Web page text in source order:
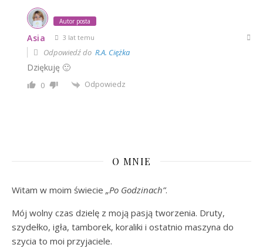
Autor posta
Asia 3 lat temu
Odpowiedź do R.A. Ciężka
Dziękuję 🙂
0 Odpowiedz
O MNIE
Witam w moim świecie „Po Godzinach”.
Mój wolny czas dzielę z moją pasją tworzenia. Druty,
szydełko, igła, tamborek, koraliki i ostatnio maszyna do
szycia to moi przyjaciele.